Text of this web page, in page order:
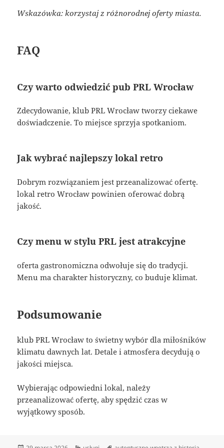
Wskazówka: korzystaj z różnorodnej oferty miasta.
FAQ
Czy warto odwiedzić pub PRL Wrocław
Zdecydowanie, klub PRL Wrocław tworzy ciekawe
doświadczenie. To miejsce sprzyja spotkaniom.
Jak wybrać najlepszy lokal retro
Dobrym rozwiązaniem jest przeanalizować ofertę.
lokal retro Wrocław powinien oferować dobrą
jakość.
Czy menu w stylu PRL jest atrakcyjne
oferta gastronomiczna odwołuje się do tradycji.
Menu ma charakter historyczny, co buduje klimat.
Podsumowanie
klub PRL Wrocław to świetny wybór dla miłośników
klimatu dawnych lat. Detale i atmosfera decydują o
jakości miejsca.
Wybierając odpowiedni lokal, należy
przeanalizować ofertę, aby spędzić czas w
wyjątkowy sposób.